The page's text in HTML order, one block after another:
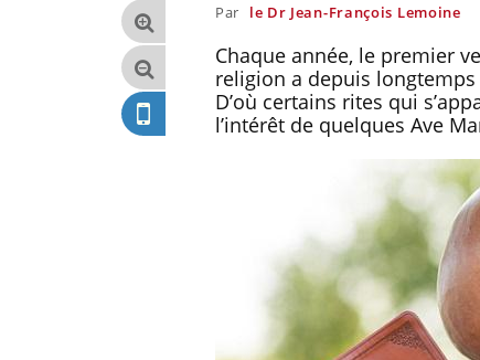
Par le Dr Jean-François Lemoine
Chaque année, le premier
religion a depuis
D’où certains rites qui
l’intérêt de quelques Ave